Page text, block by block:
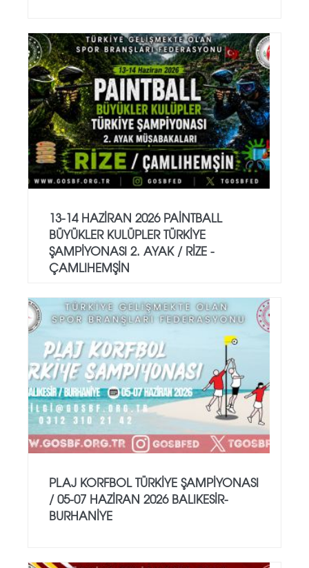
13-14 HAZİRAN 2026 PAİNTBALL
BÜYÜKLER KULÜPLER TÜRKİYE
ŞAMPİYONASI 2. AYAK / RİZE -
ÇAMLIHEMŞİN
PLAJ KORFBOL TÜRKİYE ŞAMPİYONASI
/ 05-07 HAZİRAN 2026 BALIKESİR-
BURHANİYE